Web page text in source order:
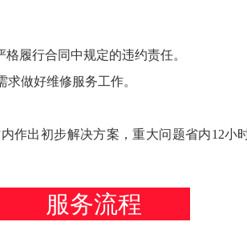
履行合同中规定的违约责任。
做好维修服务工作。
出初步解决方案，重大问题省内12小
服务流程